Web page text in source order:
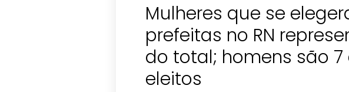
Mulheres que se
prefeitas no RN
do total; homens são 7
eleitos